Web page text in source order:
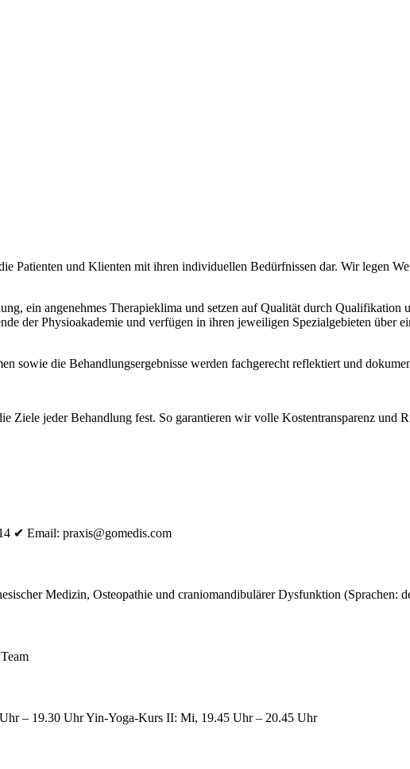
Patienten und Klienten mit ihren individuellen Bedürfnissen dar. Wir legen
ein angenehmes Therapieklima und setzen auf Qualität durch Qualifikation
der Physioakademie und verfügen in ihren jeweiligen Spezialgebieten über
sowie die Behandlungsergebnisse werden fachgerecht reflektiert und
Ziele jeder Behandlung fest. So garantieren wir volle Kostentransparenz
✔ Email: praxis@gomedis.com
Medizin, Osteopathie und craniomandibulärer Dysfunktion (Sprachen:
– 19.30 Uhr Yin-Yoga-Kurs II: Mi, 19.45 Uhr – 20.45 Uhr